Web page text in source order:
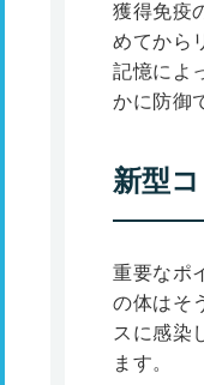
獲得免疫
めてから
記憶によ
かに防御
新型
重要なポ
の体はそ
スに感染
ます。